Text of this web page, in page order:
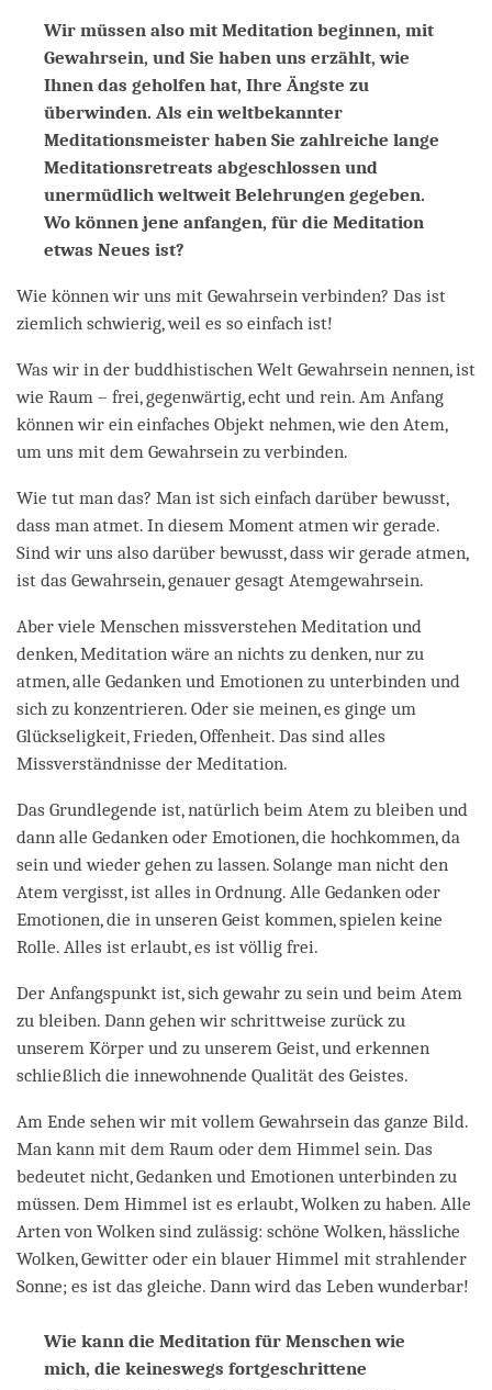
Wir müssen also mit Meditation beginnen, mit
Gewahrsein, und Sie haben uns erzählt, wie
Ihnen das geholfen hat, Ihre Ängste zu
überwinden. Als ein weltbekannter
Meditationsmeister haben Sie zahlreiche lange
Meditationsretreats abgeschlossen und
unermüdlich weltweit Belehrungen gegeben.
Wo können jene anfangen, für die Meditation
etwas Neues ist?
Wie können wir uns mit Gewahrsein verbinden? Das ist
ziemlich schwierig, weil es so einfach ist!
Was wir in der buddhistischen Welt Gewahrsein nennen, ist
wie Raum – frei, gegenwärtig, echt und rein. Am Anfang
können wir ein einfaches Objekt nehmen, wie den Atem,
um uns mit dem Gewahrsein zu verbinden.
Wie tut man das? Man ist sich einfach darüber bewusst,
dass man atmet. In diesem Moment atmen wir gerade.
Sind wir uns also darüber bewusst, dass wir gerade atmen,
ist das Gewahrsein, genauer gesagt Atemgewahrsein.
Aber viele Menschen missverstehen Meditation und
denken, Meditation wäre an nichts zu denken, nur zu
atmen, alle Gedanken und Emotionen zu unterbinden und
sich zu konzentrieren. Oder sie meinen, es ginge um
Glückseligkeit, Frieden, Offenheit. Das sind alles
Missverständnisse der Meditation.
Das Grundlegende ist, natürlich beim Atem zu bleiben und
dann alle Gedanken oder Emotionen, die hochkommen, da
sein und wieder gehen zu lassen. Solange man nicht den
Atem vergisst, ist alles in Ordnung. Alle Gedanken oder
Emotionen, die in unseren Geist kommen, spielen keine
Rolle. Alles ist erlaubt, es ist völlig frei.
Der Anfangspunkt ist, sich gewahr zu sein und beim Atem
zu bleiben. Dann gehen wir schrittweise zurück zu
unserem Körper und zu unserem Geist, und erkennen
schließlich die innewohnende Qualität des Geistes.
Am Ende sehen wir mit vollem Gewahrsein das ganze Bild.
Man kann mit dem Raum oder dem Himmel sein. Das
bedeutet nicht, Gedanken und Emotionen unterbinden zu
müssen. Dem Himmel ist es erlaubt, Wolken zu haben. Alle
Arten von Wolken sind zulässig: schöne Wolken, hässliche
Wolken, Gewitter oder ein blauer Himmel mit strahlender
Sonne; es ist das gleiche. Dann wird das Leben wunderbar!
Wie kann die Meditation für Menschen wie
mich, die keineswegs fortgeschrittene